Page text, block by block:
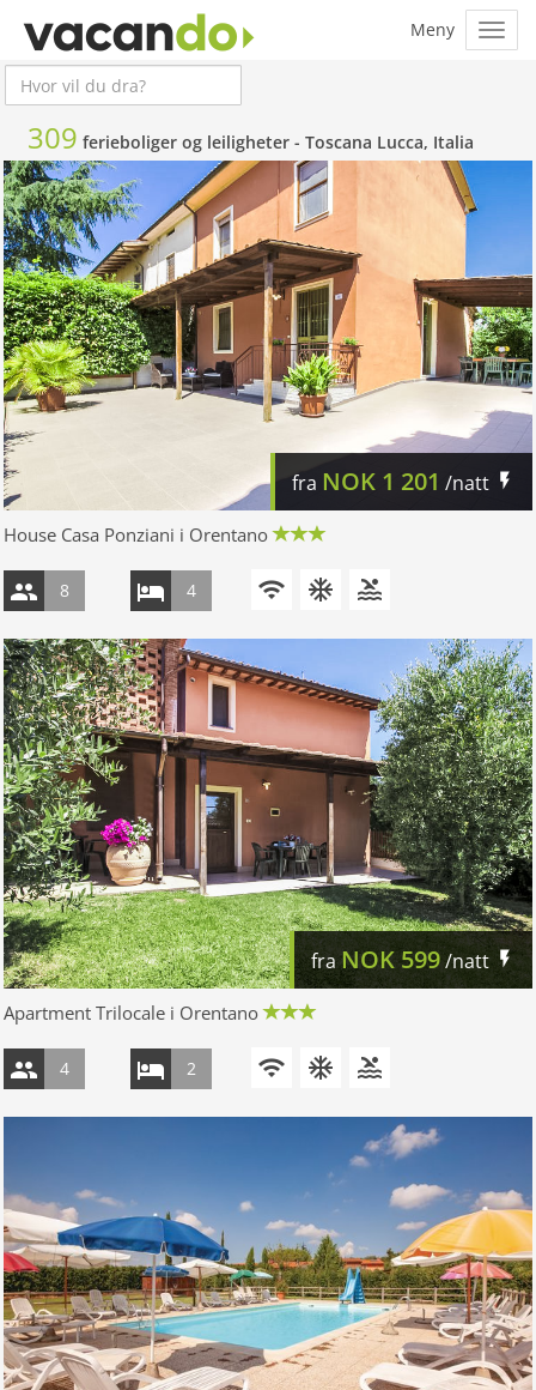
309 ferieboliger og leiligheter - Toscana Lucca, Italia
fra NOK 1 201 /natt
House Casa Ponziani i Orentano
8 4
fraNOK 599/natt
Apartment Trilocale i Orentano
4 2